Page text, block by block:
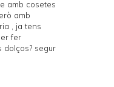
amb cosetes
amb
, ja tens
fer
dolços? segur